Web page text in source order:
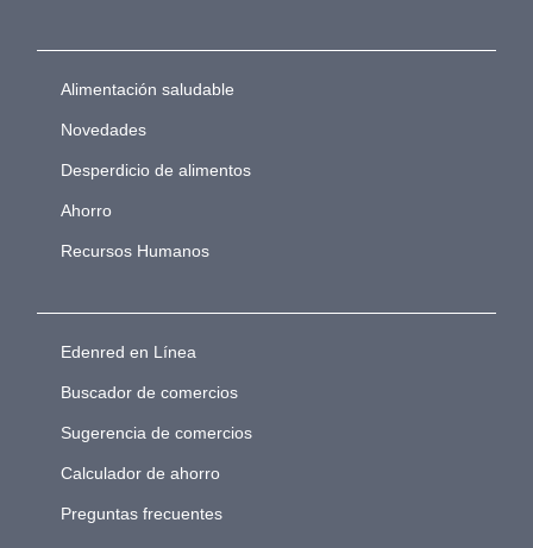
Alimentación saludable
Novedades
Desperdicio de alimentos
Ahorro
Recursos Humanos
Edenred en Línea
Buscador de comercios
Sugerencia de comercios
Calculador de ahorro
Preguntas frecuentes